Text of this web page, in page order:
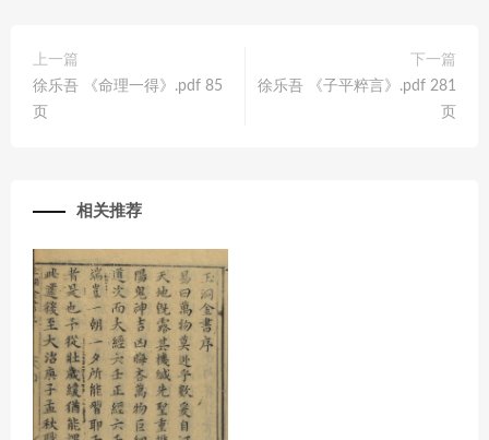
上一篇
徐乐吾 《命理一得》.pdf 85
页
下一篇
徐乐吾 《子平粹言》.pdf 281
页
相关推荐